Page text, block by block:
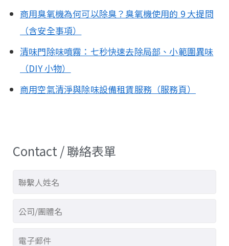
商用臭氧機為何可以除臭？臭氧機使用的 9 大提問
（含安全事項）
清味門除味噴霧：七秒快速去除局部、小範圍異味
（DIY 小物）
商用空氣清淨與除味設備租賃服務（服務頁）
Contact / 聯絡表單